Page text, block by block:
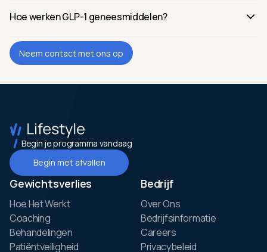
Hoe werken GLP-1 geneesmiddelen?
Neem contact met ons op
Begin je programma vandaag
Begin met afvallen
Gewichtsverlies
Hoe Het Werkt
Coaching
Behandelingen
Patiëntveiligheid
Bedrijf
Over Ons
Bedrijfsinformatie
Careers
Privacybeleid